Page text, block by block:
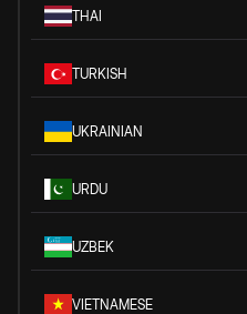
THAI
TURKISH
UKRAINIAN
URDU
UZBEK
VIETNAMESE